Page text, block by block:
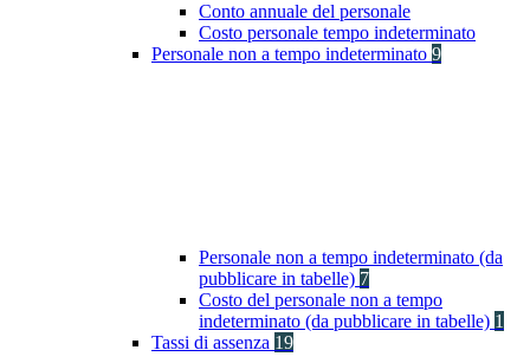
Conto annuale del personale
Costo personale tempo indeterminato
Personale non a tempo indeterminato 9
Personale non a tempo indeterminato (da
pubblicare in tabelle) 7
Costo del personale non a tempo
indeterminato (da pubblicare in tabelle) 1
Tassi di assenza 19